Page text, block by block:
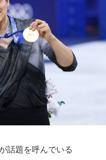
話題を呼んでいる